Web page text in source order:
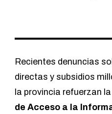
Recientes denuncias
directas y subsidios
la provincia refuerzan
de Acceso a la